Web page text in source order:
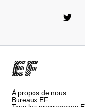
À propos de nous
Bureaux EF